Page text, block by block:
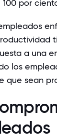
por
a una
los
que sean